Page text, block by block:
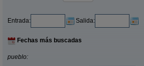
Entrada: Salida:
Fechas más buscadas
pueblo: